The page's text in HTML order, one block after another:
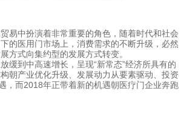
易中扮演着非常重要的角色，随着时代和社会
的医用门市场上，消费需求的不断升级，必然
方式向集约型的发展方式转变。
缓到中高速增长，呈现“新常态”经济所具有的
朝产业优化升级、发展动力从要素驱动、投资
，而2018年正带着新的机遇朝医疗门企业奔跑